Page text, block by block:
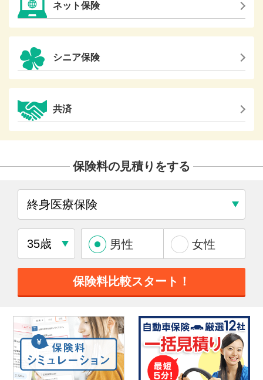
ネット保険
シニア保険
共済
保険料の見積りをする
男性 女性
保険料比較スタート！